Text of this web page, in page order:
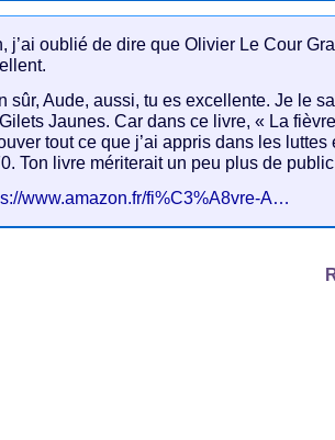
j’ai oublié de dire que Olivier Le Cour
sûr, Aude, aussi, tu es excellente. Je le
Jaunes. Car dans ce livre, « La
tout ce que j’ai appris dans les
Ton livre mériterait un peu plus de
www.amazon.fr/fi%C3%A8vre-A…